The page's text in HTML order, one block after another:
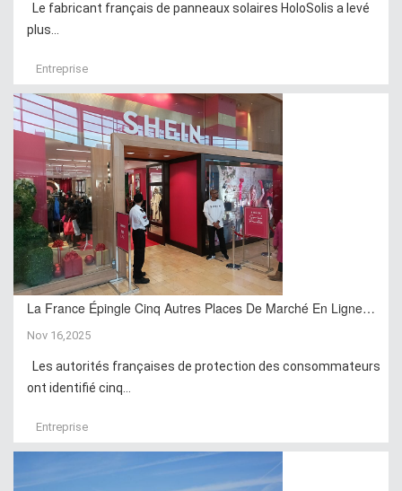
Le fabricant français de panneaux solaires HoloSolis a levé
plus...
Entreprise
La France Épingle Cinq Autres Places De Marché En Ligne…
Nov 16,2025
Les autorités françaises de protection des consommateurs
ont identifié cinq...
Entreprise